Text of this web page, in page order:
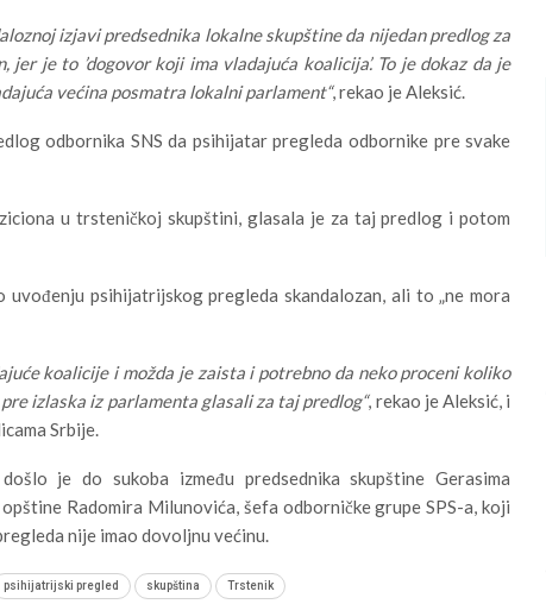
izjavi predsednika lokalne skupštine da nijedan predlog za
je to ’dogovor koji ima vladajuća koalicija’. To je dokaz da je
većina posmatra lokalni parlament“, rekao je Aleksić.
odbornika SNS da psihijatar pregleda odbornike pre svake
u trsteničkoj skupštini, glasala je za taj predlog i potom
psihijatrijskog pregleda skandalozan, ali to „ne mora
koalicije i možda je zaista i potrebno da neko proceni koliko
izlaska iz parlamenta glasali za taj predlog“, rekao je Aleksić, i
Srbije.
je do sukoba između predsednika skupštine Gerasima
Radomira Milunovića, šefa odborničke grupe SPS-a, koji
nije imao dovoljnu većinu.
psihijatrijski pregled skupština Trstenik